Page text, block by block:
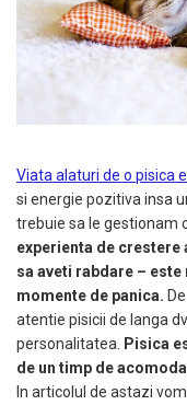
Viata alaturi de o pisica
si energie pozitiva insa
trebuie sa le gestionam
experienta de crestere
sa aveti rabdare –
momente de panica.
atentie pisicii de langa
personalitatea.
Pisica
de un timp de
In articolul de astazi